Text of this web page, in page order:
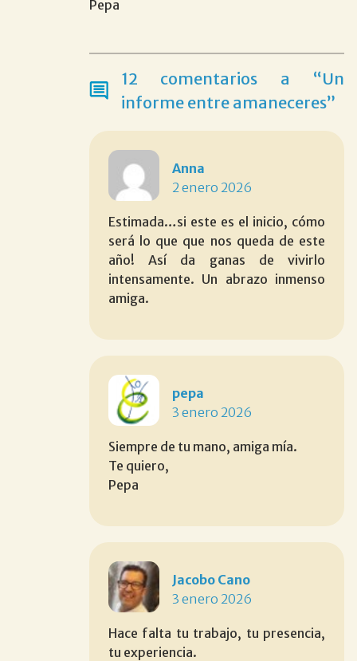
Pepa
12 comentarios a “Un
informe entre amaneceres”
Anna
2 enero 2026
Estimada…si este es el inicio, cómo
será lo que que nos queda de este
año! Así da ganas de vivirlo
intensamente. Un abrazo inmenso
amiga.
pepa
3 enero 2026
Siempre de tu mano, amiga mía.
Te quiero,
Pepa
Jacobo Cano
3 enero 2026
Hace falta tu trabajo, tu presencia,
tu experiencia.